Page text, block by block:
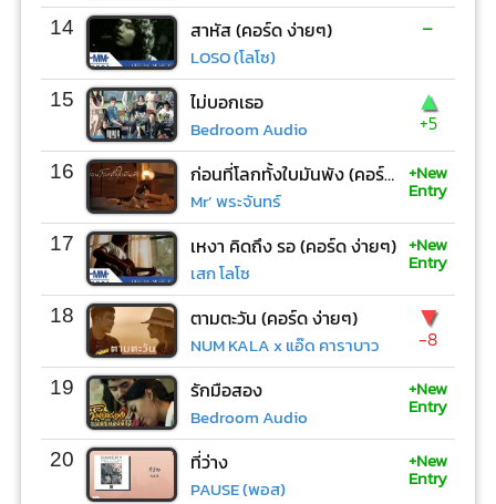
14 สาหัส (คอร์ด ง่ายๆ)
LOSO (โลโซ)
-
15 ไม่บอกเธอ
Bedroom Audio
▲
+5
16 ก่อนที่โลกทั้งใบมันพัง (คอร์ด ง่ายๆ)
Mr’ พระจันทร์
+New
Entry
17 เหงา คิดถึง รอ (คอร์ด ง่ายๆ)
เสก โลโซ
+New
Entry
18 ตามตะวัน (คอร์ด ง่ายๆ)
NUM KALA x แอ๊ด คาราบาว
▼
-8
19 รักมือสอง
Bedroom Audio
+New
Entry
20 ที่ว่าง
PAUSE (พอส)
+New
Entry